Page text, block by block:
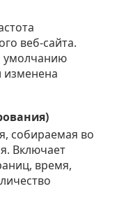
веб-сайта.
умолчанию
изменена
собираемая во
Включает
время,